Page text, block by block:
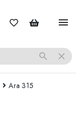
menu
search close
Ara 315